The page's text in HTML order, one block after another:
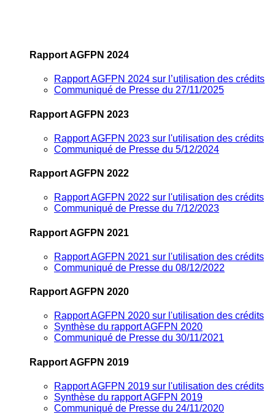
Rapport AGFPN 2024
Rapport AGFPN 2024 sur l’utilisation des crédits
Communiqué de Presse du 27/11/2025
Rapport AGFPN 2023
Rapport AGFPN 2023 sur l'utilisation des crédits
Communiqué de Presse du 5/12/2024
Rapport AGFPN 2022
Rapport AGFPN 2022 sur l'utilisation des crédits
Communiqué de Presse du 7/12/2023
Rapport AGFPN 2021
Rapport AGFPN 2021 sur l'utilisation des crédits
Communiqué de Presse du 08/12/2022
Rapport AGFPN 2020
Rapport AGFPN 2020 sur l'utilisation des crédits
Synthèse du rapport AGFPN 2020
Communiqué de Presse du 30/11/2021
Rapport AGFPN 2019
Rapport AGFPN 2019 sur l'utilisation des crédits
Synthèse du rapport AGFPN 2019
Communiqué de Presse du 24/11/2020